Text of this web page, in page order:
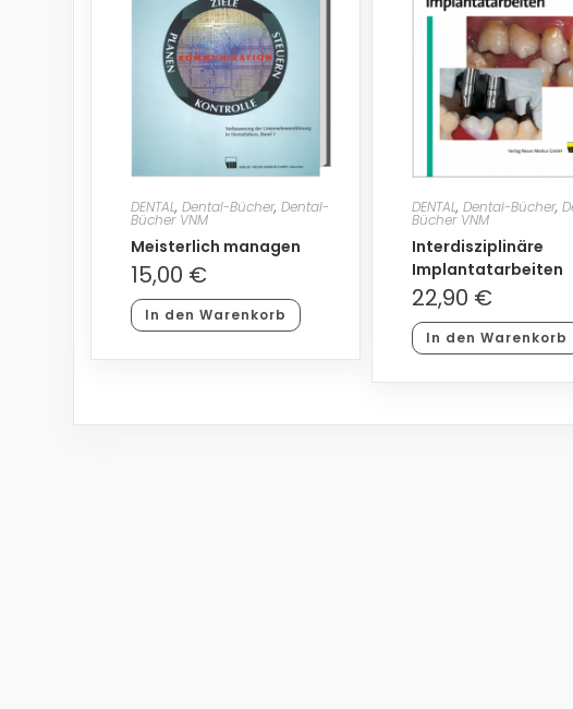
DENTAL,Dental-Bücher,Dental-
Bücher VNM
Meisterlich managen
15,00 €
In den Warenkorb
DENTAL, Dental-Bücher,
Bücher VNM
Interdisziplinäre
Implantatarbeiten
22,90 €
In den Warenkorb